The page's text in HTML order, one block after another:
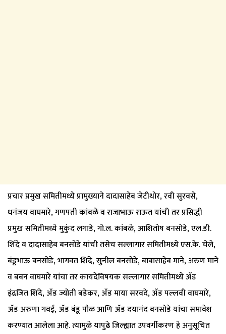
प्रचार प्रमुख समितीमध्ये प्रामुख्याने दादासाहेब जेटीथोर, रवी सुरवसे,
धनंजय वाघमारे, गणपती कांबळे व राजाभाऊ राऊत यांची तर प्रसिद्धी
प्रमुख समितीमध्ये मुकुंद लगाडे, गो.ल. कांबळे, आशितोष बनसोडे, एल.डी.
शिंदे व दादासाहेब बनसोडे यांची तसेच सल्लागार समितीमध्ये एस.के. चेले,
बंडूभाऊ बनसोडे, भागवत शिंदे, सुनील बनसोडे, बाबासाहेब माने, अरुण माने
व बबन वाघमारे यांचा तर कायदेविषयक सल्लागार समितीमध्ये ॲड
इंद्रजित शिंदे, ॲड ज्योती बडेकर, ॲड माया सरवदे, ॲड पल्लवी वाघमारे,
ॲड अरुणा गवई, ॲड बंडू पौळ आणि ॲड दयानंद बनसोडे यांचा समावेश
करण्यात आलेला आहे. त्यामुळे यापुढे जिल्ह्यात उपवर्गीकरण हे अनुसूचित